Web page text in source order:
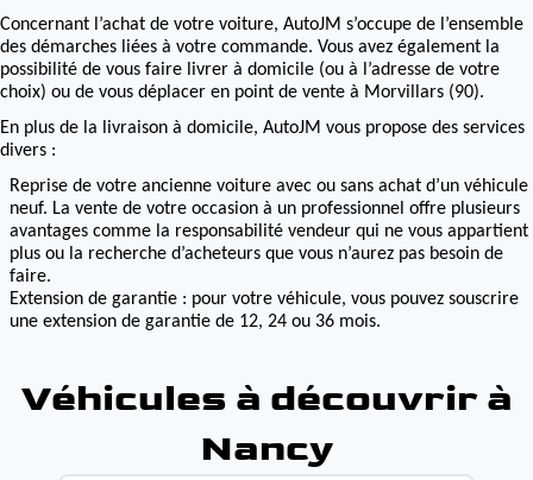
Concernant l’achat de votre voiture, AutoJM s’occupe de l’ensemble
des démarches liées à votre commande. Vous avez également la
possibilité de vous faire livrer à domicile (ou à l’adresse de votre
choix) ou de vous déplacer en point de vente à Morvillars (90).
En plus de la livraison à domicile, AutoJM vous propose des services
divers :
Reprise de votre ancienne voiture avec ou sans achat d’un véhicule
neuf. La vente de votre occasion à un professionnel offre plusieurs
avantages comme la responsabilité vendeur qui ne vous appartient
plus ou la recherche d’acheteurs que vous n’aurez pas besoin de
faire.
Extension de garantie : pour votre véhicule, vous pouvez souscrire
une extension de garantie de 12, 24 ou 36 mois.
Véhicules à découvrir à
Nancy